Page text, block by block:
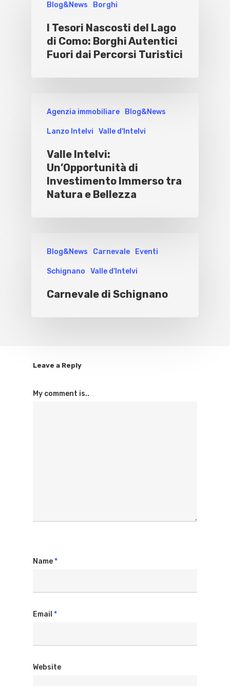
Blog&News Borghi
I Tesori Nascosti del Lago
di Como: Borghi Autentici
Fuori dai Percorsi Turistici
Agenzia immobiliare Blog&News
Lanzo Intelvi Valle d'Intelvi
Valle Intelvi:
Un’Opportunità di
Investimento Immerso tra
Natura e Bellezza
Blog&News Carnevale Eventi
Schignano Valle d'Intelvi
Carnevale di Schignano
Leave a Reply
My comment is..
Name*
Email *
Website
Immobili